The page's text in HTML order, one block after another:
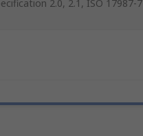
2.0, 2.1, ISO 17987-7